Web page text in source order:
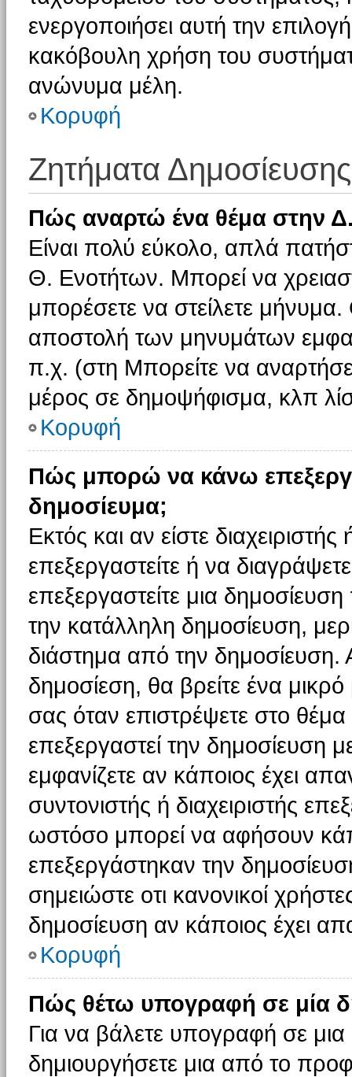
ενεργοποιήσει αυτή την
κακόβουλη χρήση του
ανώνυμα μέλη.
Κορυφή
Ζητήματα Δημοσίευσης
Πώς αναρτώ ένα θέμα στην
Είναι πολύ εύκολο, απλά
Θ. Ενοτήτων. Μπορεί να
μπορέσετε να στείλετε μήνυμα.
αποστολή των μηνυμάτων
π.χ. (στη Μπορείτε να
μέρος σε δημοψήφισμα, κλπ
Κορυφή
Πώς μπορώ να κάνω
δημοσίευμα;
Εκτός και αν είστε
επεξεργαστείτε ή να
επεξεργαστείτε μια
την κατάλληλη δημοσίευση,
διάστημα από την δημοσίευση.
δημοσίεση, θα βρείτε ένα
σας όταν επιστρέψετε στο
επεξεργαστεί την δημοσίευση
εμφανίζετε αν κάποιος έχει
συντονιστής ή διαχειριστής
ωστόσο μπορεί να αφήσουν
επεξεργάστηκαν την
σημειώστε οτι κανονικοί
δημοσίευση αν κάποιος έχει
Κορυφή
Πώς θέτω υπογραφή σε μία
Για να βάλετε υπογραφή σε
δημιουργήσετε μια από το